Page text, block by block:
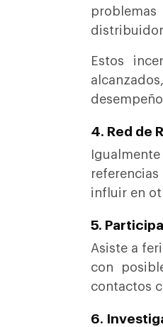
Estos
4. Red de
influir en
5.
Asiste a
con
contactos
6.